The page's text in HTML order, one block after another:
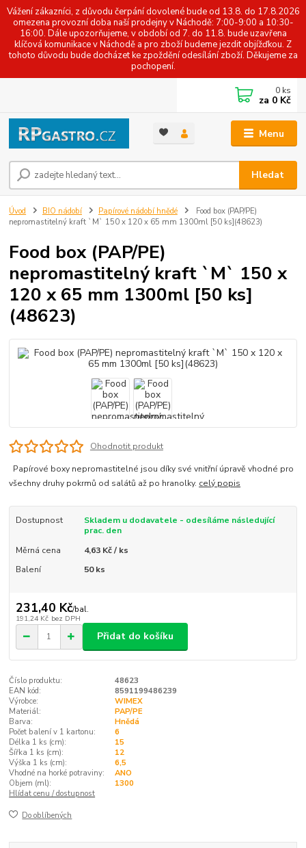
Vážení zákazníci, z důvodu čerpání dovolené bude od 13.8. do 17.8.2026
omezena provozní doba naší prodejny v Náchodě: 7:00-9:00 a 10:30-
16:00. Dále upozorňujeme, v období od 7. do 11.8. bude uzavřena
klíčová komunikace v Náchodě a pro zboží budeme jezdit objížďkou. Z
tohoto důvodu bude docházet ke zpoždění odesílání zboží. Děkujeme za
pochopení.
Menu
Hledat
0 ks
za 0 Kč
Úvod BIO nádobí Papírové nádobí hnědé
Food box (PAP/PE)
nepromastitelný kraft `M` 150 x 120 x 65 mm 1300ml [50 ks](48623)
Food box (PAP/PE)
nepromastitelný kraft `M` 150 x
120 x 65 mm 1300ml [50 ks]
(48623)
Ohodnotit produkt
Papírové boxy nepromastitelné jsou díky své vnitřní úpravě vhodné pro
všechny druhy pokrmů od salátů až po hranolky. celý popis
Dostupnost
Skladem u dodavatele - odesíláme následující
prac. den
Měrná cena
4,63 Kč / ks
Balení
50 ks
231,40 Kč/bal.
191,24 Kč bez DPH
Přidat do košíku
Číslo produktu:
48623
EAN kód:
8591199486239
Výrobce:
WIMEX
Materiál:
PAP/PE
Barva:
Hnědá
Počet balení v 1 kartonu:
6
Délka 1 ks (cm):
15
Šířka 1 ks (cm):
12
Výška 1 ks (cm):
6,5
Vhodné na horké potraviny:
ANO
Objem (ml):
1300
Hlídat cenu / dostupnost
Do oblíbených